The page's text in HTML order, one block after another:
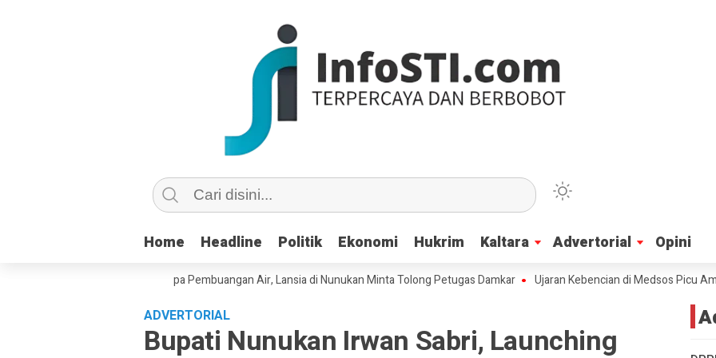
Home Headline Politik Ekonomi Hukrim Kaltara Advertorial Opini
Home Headline Politik Ekonomi Hukrim Kaltara Advertorial Opini
dan Masuk Saluran Pipa Pembuangan Air, Lansia di Nunukan Minta Tolong Petugas Damkar Ujaran Kebencian di Medsos Picu Amarah
ADVERTORIAL
Bupati Nunukan Irwan Sabri, Launching